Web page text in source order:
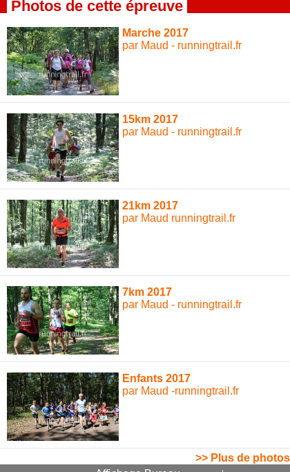
Photos de cette épreuve
Marche 2017
par Maud - runningtrail.fr
15km 2017
par Maud - runningtrail.fr
21km 2017
par Maud runningtrail.fr
7km 2017
par Maud - runningtrail.fr
Enfants 2017
par Maud -runningtrail.fr
>> Plus de photos